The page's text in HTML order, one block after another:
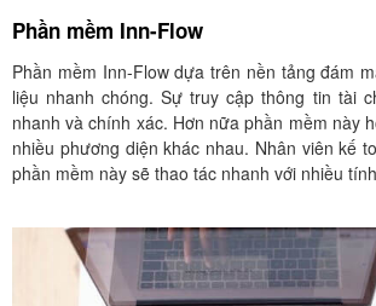
Phần mềm Inn-Flow
Phần mềm Inn-Flow dựa trên nền tảng đám
liệu nhanh chóng. Sự truy cập thông tin tài
nhanh và chính xác. Hơn nữa phần mềm này
nhiều phương diện khác nhau. Nhân viên kế
phần mềm này sẽ thao tác nhanh với nhiều